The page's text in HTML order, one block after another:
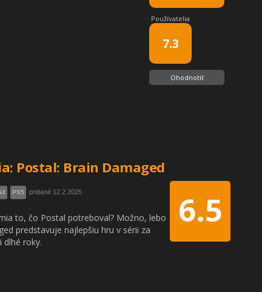
Používatelia
7.3
Ohodnotiť
Postal: Brain Damaged
6.5
PS5 pridané 12.2.2025
to, čo Postal potreboval? Možno, lebo
predstavuje najlepšiu hru v sérii za
dlhé roky.